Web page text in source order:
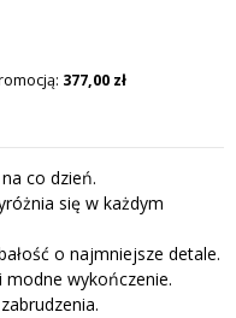
377,00 zł
co dzień.
się w każdym
o najmniejsze detale.
wykończenie.